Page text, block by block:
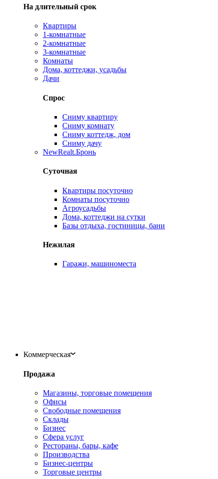
На длительный срок
Квартиры
1-комнатные
2-комнатные
3-комнатные
Комнаты
Дома, коттеджи, усадьбы
Дачи
Спрос
Сниму квартиру
Сниму комнату
Сниму коттедж, дом
Сниму дачу
NewRealt.Бронь
Суточная
Квартиры посуточно
Комнаты посуточно
Агроусадьбы
Дома, коттеджи на сутки
Базы отдыха, гостиницы, бани
Нежилая
Гаражи, машиноместа
Коммерческая
Продажа
Магазины, торговые помещения
Офисы
Свободные помещения
Склады
Бизнес
Сфера услуг
Рестораны, бары, кафе
Производства
Бизнес-центры
Торговые центры